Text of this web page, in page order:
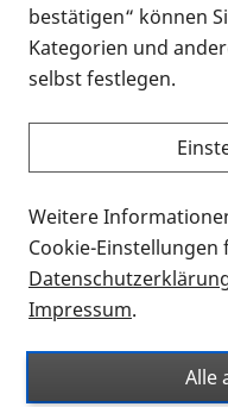
Alle
Formaten an
Sie möchten wissen,
suchen und dieses
können? Schauen
Thema Infomaterial
für blinde und
Auf dieser Seite
Ort. Nutzen Sie den
nach Flyern und
bestätigen“ können
Kategorien und
selbst festlegen.
Weitere
Cookie-
Impressum.
Alle